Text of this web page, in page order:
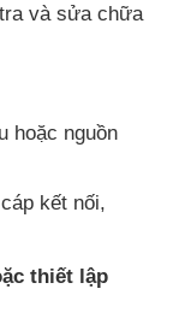
và sửa chữa
hoặc nguồn
kết nối,
thiết lập